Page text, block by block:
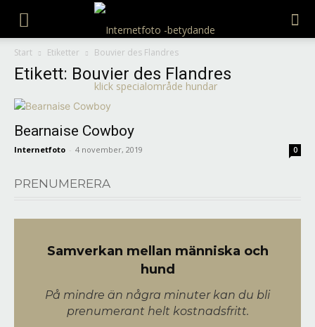
Internetfoto
Start Etiketter Bouvier des Flandres
Etikett: Bouvier des Flandres
Bearnaise Cowboy
Internetfoto - 4 november, 2019 0
PRENUMERERA
Samverkan mellan människa och
hund
På mindre än några minuter kan du bli
prenumerant helt kostnadsfritt.